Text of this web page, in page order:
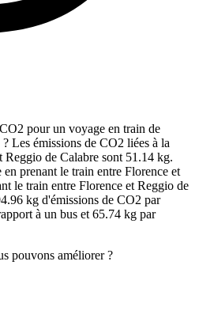
pour un voyage en train de
? Les émissions de CO2 liées à la
Reggio de Calabre sont 51.14 kg.
prenant le train entre Florence et
le train entre Florence et Reggio de
kg d'émissions de CO2 par
à un bus et 65.74 kg par
pouvons améliorer ?